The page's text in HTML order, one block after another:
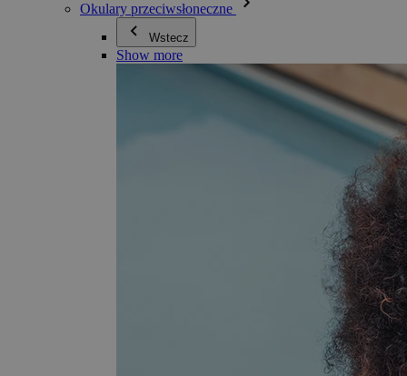
Okulary przeciwsłoneczne
Wstecz
Show more